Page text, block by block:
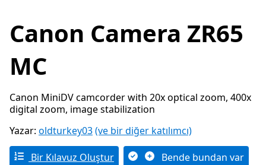
Canon Camera ZR65
MC
Canon MiniDV camcorder with 20x optical zoom, 400x
digital zoom, image stabilization
Yazar: oldturkey03(ve bir diğer katılımcı)
Bir Kılavuz Oluştur Bende bundan var